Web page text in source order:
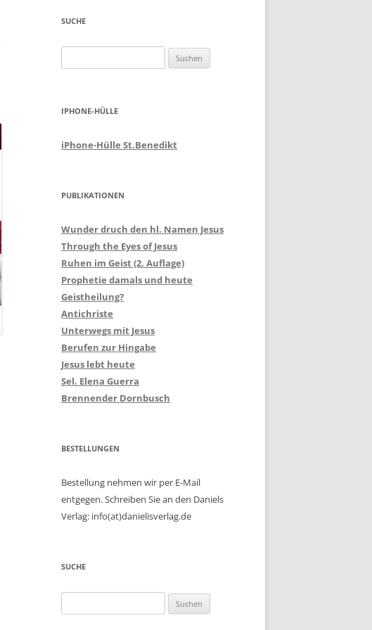
SUCHE
nach:
IPHONE-HÜLLE
iPhone-Hülle St.Benedikt
PUBLIKATIONEN
Wunder druch den hl. Namen Jesus
Through the Eyes of Jesus
Ruhen im Geist (2. Auflage)
Prophetie damals und heute
Geistheilung?
Antichriste
Unterwegs mit Jesus
Berufen zur Hingabe
Jesus lebt heute
Sel. Elena Guerra
Brennender Dornbusch
BESTELLUNGEN
Bestellung nehmen wir per E-Mail
entgegen. Schreiben Sie an den Daniels
Verlag: info(at)danielisverlag.de
SUCHE
nach: